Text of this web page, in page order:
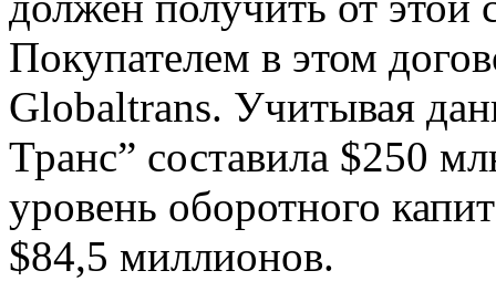
Покупателем в этом
Globaltrans. Учитывая
Транс” составила $250
уровень оборотного
$84,5 миллионов.